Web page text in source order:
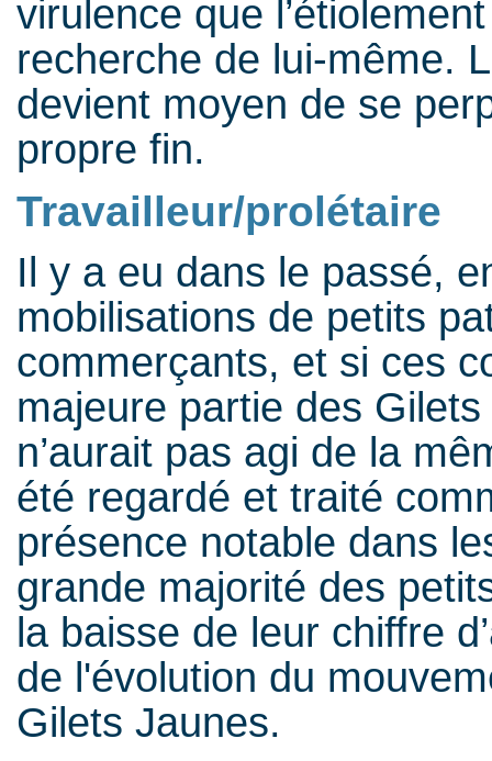
virulence que
recherche de lui-même.
devient moyen de se
propre fin.
Travailleur/prolétaire
Il y a eu dans le passé,
mobilisations de petits
commerçants, et si ces
majeure partie des
n’aurait pas agi de la
été regardé et traité
présence notable dans
grande majorité des
la baisse de leur chiffre
de l'évolution du
Gilets Jaunes.